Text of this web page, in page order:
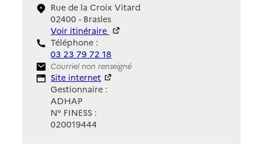
Rue de la Croix Vitard
02400 - Brasles
Voir itinéraire
Téléphone :
03 23 79 72 18
Contact
Courriel non renseigné
Site Internet
Site internet
Gestionnaire :
ADHAP
N° FINESS :
020019444